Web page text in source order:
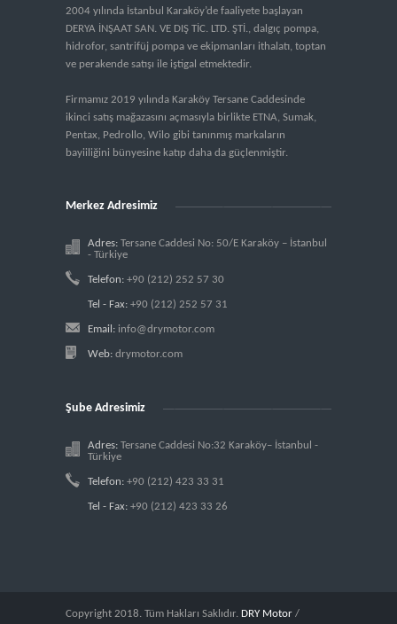
2004 yılında İstanbul Karaköy’de faaliyete başlayan
DERYA İNŞAAT SAN. VE DIŞ TİC. LTD. ŞTİ., dalgıç pompa,
hidrofor, santrifüj pompa ve ekipmanları ithalatı, toptan
ve perakende satışı ile iştigal etmektedir.
Firmamız 2019 yılında Karaköy Tersane Caddesinde
ikinci satış mağazasını açmasıyla birlikte ETNA, Sumak,
Pentax, Pedrollo, Wilo gibi tanınmış markaların
bayiiliğini bünyesine katıp daha da güçlenmiştir.
Merkez Adresimiz
Adres: Tersane Caddesi No: 50/E Karaköy – İstanbul
- Türkiye
Telefon: +90 (212) 252 57 30
Tel - Fax: +90 (212) 252 57 31
Email: info@drymotor.com
Web: drymotor.com
Şube Adresimiz
Adres: Tersane Caddesi No:32 Karaköy– İstanbul -
Türkiye
Telefon: +90 (212) 423 33 31
Tel - Fax: +90 (212) 423 33 26
Copyright 2018. Tüm Hakları Saklıdır. DRY Motor /